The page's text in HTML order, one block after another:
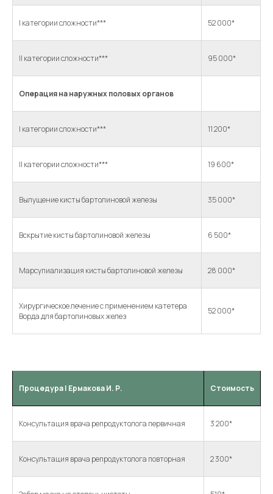
Ворда для бартолиновых желез
I категории сложности*** 52 000*
II категории сложности*** 95 000*
Операция на наружных половых органов
I категории сложности*** 11 200*
II категории сложности*** 19 600*
Вылущение кисты бартолиновой железы 35 000*
Вскрытие кисты бартолиновой железы 6 500*
Марсупиализация кисты бартолиновой железы 28 000*
Хирургическое лечение с применением катетера
Ворда для бартолиновых желез
52 000*
Процедура | Ермакова И. Р. Стоимость
Консультация врача репродуктолога первичная 3 200*
Консультация врача репродуктолога повторная 2 300*